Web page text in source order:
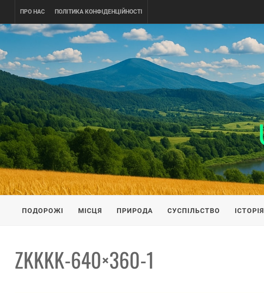
content
ПРО НАС ПОЛІТИКА КОНФІДЕНЦІЙНОСТІ
UKRAINE-IS
ПОДОРОЖI ПО УКРАЇНІ
ПОДОРОЖІ МІСЦЯ ПРИРОДА СУСПІЛЬСТВО ІСТОРІЯ
ZKKKK-640×360-1